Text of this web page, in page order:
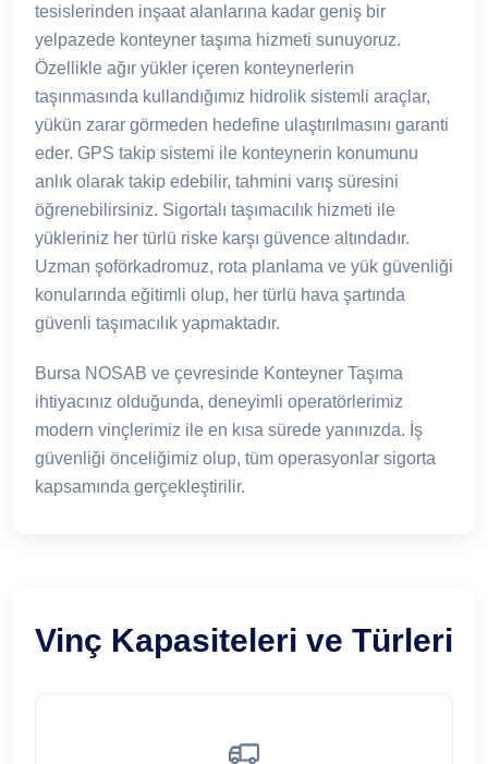
tesislerinden inşaat alanlarına kadar geniş bir
yelpazede konteyner taşıma hizmeti sunuyoruz.
Özellikle ağır yükler içeren konteynerlerin
taşınmasında kullandığımız hidrolik sistemli araçlar,
yükün zarar görmeden hedefine ulaştırılmasını garanti
eder. GPS takip sistemi ile konteynerin konumunu
anlık olarak takip edebilir, tahmini varış süresini
öğrenebilirsiniz. Sigortalı taşımacılık hizmeti ile
yükleriniz her türlü riske karşı güvence altındadır.
Uzman şoförkadromuz, rota planlama ve yük güvenliği
konularında eğitimli olup, her türlü hava şartında
güvenli taşımacılık yapmaktadır.
Bursa NOSAB ve çevresinde Konteyner Taşıma
ihtiyacınız olduğunda, deneyimli operatörlerimiz
modern vinçlerimiz ile en kısa sürede yanınızda. İş
güvenliği önceliğimiz olup, tüm operasyonlar sigorta
kapsamında gerçekleştirilir.
Vinç Kapasiteleri ve Türleri